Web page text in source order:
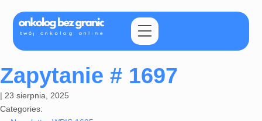
Zapytanie # 1697
| 23 sierpnia, 2025
Categories: